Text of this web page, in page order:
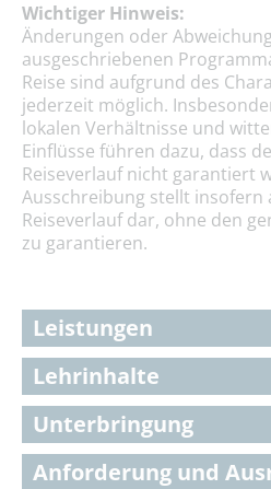
Wichtiger Hinweis:
Änderungen oder
ausgeschriebenen
Reise sind aufgrund des
jederzeit möglich.
lokalen Verhältnisse und
Einflüsse führen dazu, dass
Reiseverlauf nicht garantiert
Ausschreibung stellt insofern
Reiseverlauf dar, ohne den
zu garantieren.
Leistungen
Lehrinhalte
Unterbringung
Anforderung und